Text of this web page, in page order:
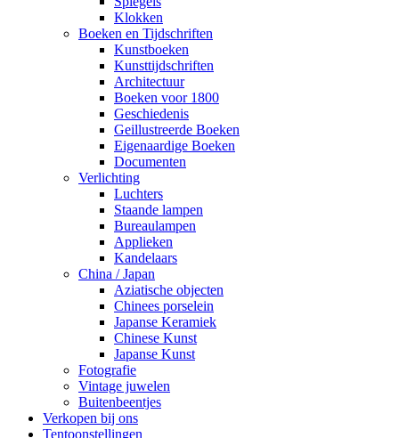
Klokken
Boeken en Tijdschriften
Kunstboeken
Kunsttijdschriften
Architectuur
Boeken voor 1800
Geschiedenis
Geillustreerde Boeken
Eigenaardige Boeken
Documenten
Verlichting
Luchters
Staande lampen
Bureaulampen
Applieken
Kandelaars
China / Japan
Aziatische objecten
Chinees porselein
Japanse Keramiek
Chinese Kunst
Japanse Kunst
Fotografie
Vintage juwelen
Buitenbeentjes
Verkopen bij ons
Tentoonstellingen